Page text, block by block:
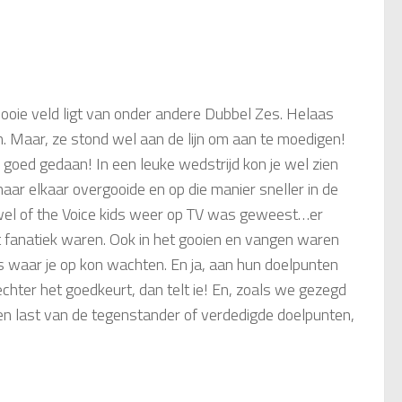
veld ligt van onder andere Dubbel Zes. Helaas
ze stond wel aan de lijn om aan te moedigen!
gedaan! In een leuke wedstrijd kon je wel zien
elkaar overgooide en op die manier sneller in de
of the Voice kids weer op TV was geweest…er
waren. Ook in het gooien en vangen waren
je op kon wachten. En ja, aan hun doelpunten
het goedkeurt, dan telt ie! En, zoals we gezegd
last van de tegenstander of verdedigde doelpunten,